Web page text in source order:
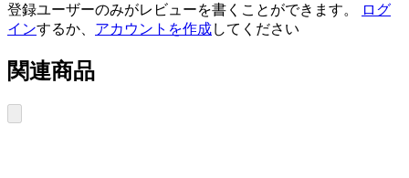
登録ユーザーのみがレビューを書くことができます。
ログ
インするか、 アカウントを作成してください
関連商品